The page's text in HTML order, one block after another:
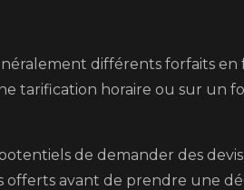
différents forfaits en
tarification horaire ou sur un
de demander des
offerts avant de prendre une